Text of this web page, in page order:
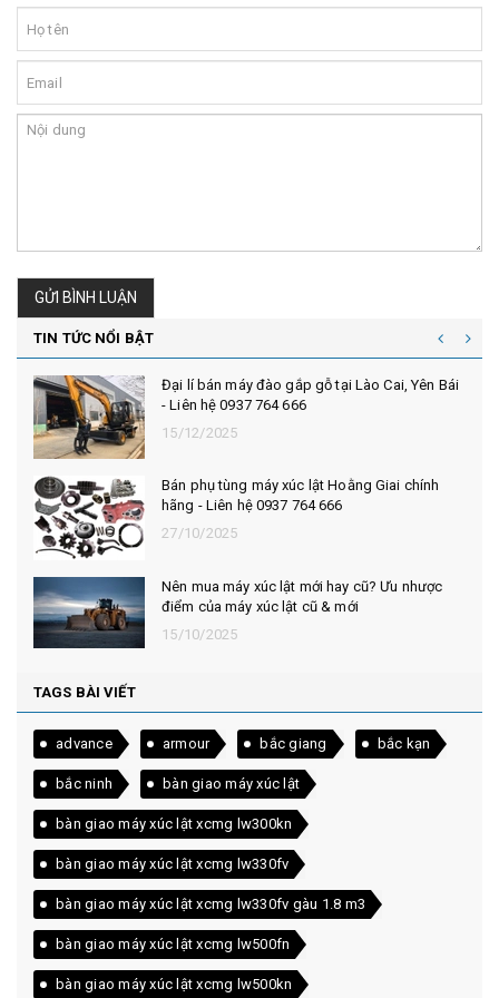
GỬI BÌNH LUẬN
TIN TỨC NỔI BẬT
Đại lí bán máy đào gắp gỗ tại Lào Cai, Yên Bái
- Liên hệ 0937 764 666
15/12/2025
Bán phụ tùng máy xúc lật Hoằng Giai chính
hãng - Liên hệ 0937 764 666
27/10/2025
Nên mua máy xúc lật mới hay cũ? Ưu nhược
điểm của máy xúc lật cũ & mới
15/10/2025
TAGS BÀI VIẾT
advance armour bắc giang bắc kạn
bắc ninh bàn giao máy xúc lật
bàn giao máy xúc lật xcmg lw300kn
bàn giao máy xúc lật xcmg lw330fv
bàn giao máy xúc lật xcmg lw330fv gàu 1.8 m3
bàn giao máy xúc lật xcmg lw500fn
bàn giao máy xúc lật xcmg lw500kn